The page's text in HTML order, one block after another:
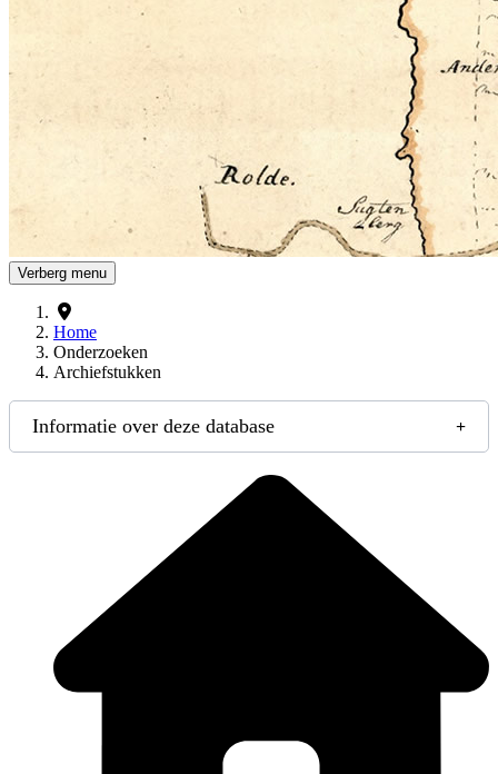
Verberg menu
Home
Onderzoeken
Archiefstukken
Informatie over deze database